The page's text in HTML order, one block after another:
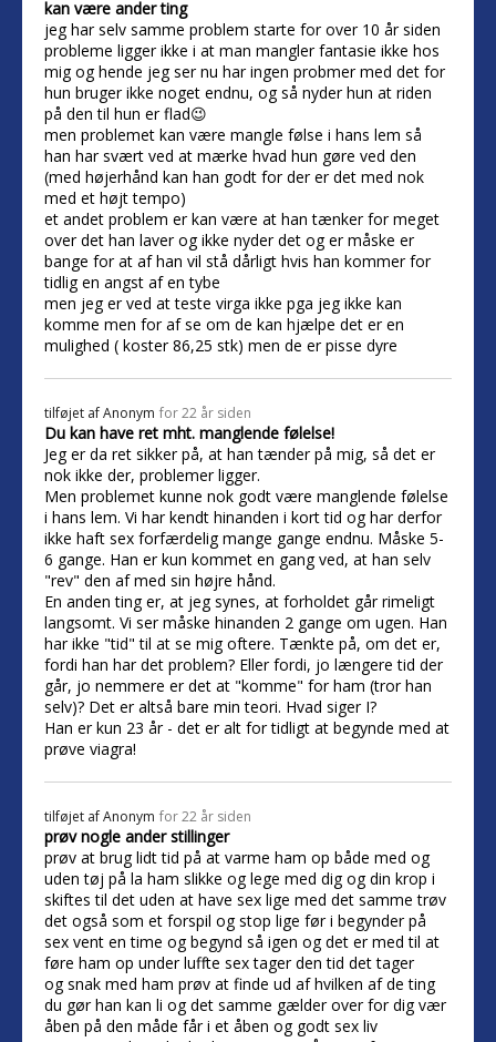
kan være ander ting
jeg har selv samme problem starte for over 10 år siden
probleme ligger ikke i at man mangler fantasie ikke hos
mig og hende jeg ser nu har ingen probmer med det for
hun bruger ikke noget endnu, og så nyder hun at riden
på den til hun er flad😉
men problemet kan være mangle følse i hans lem så
han har svært ved at mærke hvad hun gøre ved den
(med højerhånd kan han godt for der er det med nok
med et højt tempo)
et andet problem er kan være at han tænker for meget
over det han laver og ikke nyder det og er måske er
bange for at af han vil stå dårligt hvis han kommer for
tidlig en angst af en tybe
men jeg er ved at teste virga ikke pga jeg ikke kan
komme men for af se om de kan hjælpe det er en
mulighed ( koster 86,25 stk) men de er pisse dyre
tilføjet afAnonym for 22 år siden
Du kan have ret mht. manglende følelse!
Jeg er da ret sikker på, at han tænder på mig, så det er
nok ikke der, problemer ligger.
Men problemet kunne nok godt være manglende følelse
i hans lem. Vi har kendt hinanden i kort tid og har derfor
ikke haft sex forfærdelig mange gange endnu. Måske 5-
6 gange. Han er kun kommet en gang ved, at han selv
"rev" den af med sin højre hånd.
En anden ting er, at jeg synes, at forholdet går rimeligt
langsomt. Vi ser måske hinanden 2 gange om ugen. Han
har ikke "tid" til at se mig oftere. Tænkte på, om det er,
fordi han har det problem? Eller fordi, jo længere tid der
går, jo nemmere er det at "komme" for ham (tror han
selv)? Det er altså bare min teori. Hvad siger I?
Han er kun 23 år - det er alt for tidligt at begynde med at
prøve viagra!
tilføjet afAnonym for 22 år siden
prøv nogle ander stillinger
prøv at brug lidt tid på at varme ham op både med og
uden tøj på la ham slikke og lege med dig og din krop i
skiftes til det uden at have sex lige med det samme trøv
det også som et forspil og stop lige før i begynder på
sex vent en time og begynd så igen og det er med til at
føre ham op under luffte sex tager den tid det tager
og snak med ham prøv at finde ud af hvilken af de ting
du gør han kan li og det samme gælder over for dig vær
åben på den måde får i et åben og godt sex liv